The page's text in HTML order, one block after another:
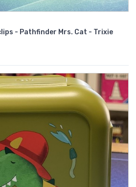
- Pathfinder Mrs. Cat - Trixie